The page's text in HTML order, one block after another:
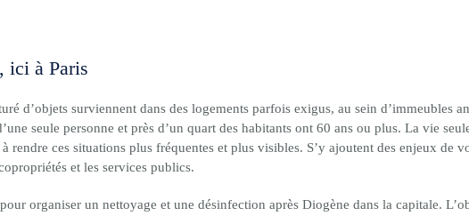
ici à Paris
d’objets surviennent dans des logements parfois exigus, au sein d’immeubles
seule personne et près d’un quart des habitants ont 60 ans ou plus. La vie
ces situations plus fréquentes et plus visibles. S’y ajoutent des enjeux de
et les services publics.
organiser un nettoyage et une désinfection après Diogène dans la capitale.